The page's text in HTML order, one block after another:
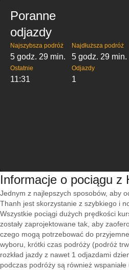
Poranne
odjazdy
Najszybsza podróż
5 godz. 29 min.
Najdłuższa podróż
5 godz. 29 min.
Ostatnie
11:31
Odjazdy
1
Informacje o pociągu z
Jednym z najlepszych sposobów, aby
Thanh jest skorzystanie z szybkiego i
Wszystkie pociągi dużych prędkości
zostały zaprojektowane tak, aby
czego mogą potrzebować do
wyboru, krótki czas podróży (podróż
rozkład jazdy z nawet 1 odjazdami
podczas podróży są również